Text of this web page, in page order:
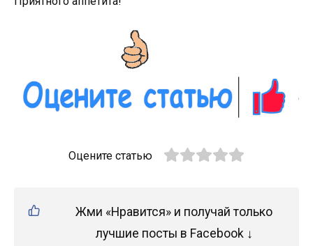
Оцените статью
Жми «Нравится» и получай только
лучшие посты в Facebook ↓